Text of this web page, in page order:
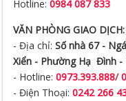
Hotline:0984 087 833
VĂN PHÒNG GIAO DỊCH:
- Địa chỉ:Số nhà 67 -
Xiển - Phường Hạ Đình -
- Hotline:0973.393.888/
- Điện Thoại:0242 266